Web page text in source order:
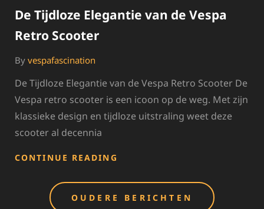
De Tijdloze Elegantie van de Vespa
Retro Scooter
By vespafascination
De Tijdloze Elegantie van de Vespa Retro Scooter De
Vespa retro scooter is een icoon op de weg. Met zijn
klassieke design en tijdloze uitstraling weet deze
scooter al decennia
CONTINUE READING
ELEGANTIE
DE
Berichten
OUDERE BERICHTEN